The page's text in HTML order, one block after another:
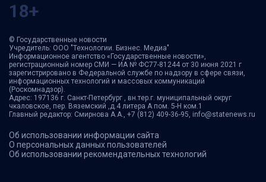
18+
© Государственные новости
Учредитель: ООО "Технологии. Бизнес. Медиа"
Информационное агентство «Государственные новости»,
регистрационный номер СМИ — ИА № ФС77-81244 от 30 июня 2021 г
зарегистрировано в Федеральной службе по надзору в сфере связи,
информационных технологий и массовых коммуникаций
(Роскомнадзор).
Адрес: 197136 г. Санкт-Петербург , вн.тер.г. муниципальный округ
чкаловское, пер. Вяземский ,д.4 литера А пом. 5-Н ком.1
Главный редактор: Смирнова А.А., +7 (812) 409-36-95, info@statenews.ru
Об использовании информации сайта
О персональных данных пользователей
Об использовании рекомендательных технологий